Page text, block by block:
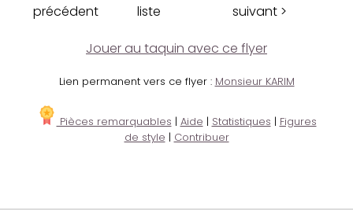
précédent
liste
suivant >
Jouer au taquin avec ce flyer
Lien permanent vers ce flyer : Monsieur KARIM
Pièces remarquables | Aide | Statistiques | Figures
de style | Contribuer